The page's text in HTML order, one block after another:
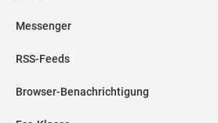
Messenger
RSS-Feeds
Browser-Benachrichtigung